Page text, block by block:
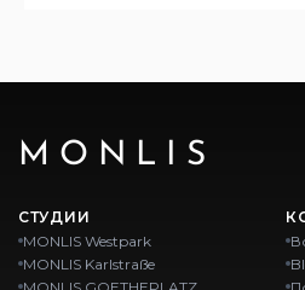
MONLIS
СТУДИИ
MONLIS Westpark
MONLIS Karlstraße